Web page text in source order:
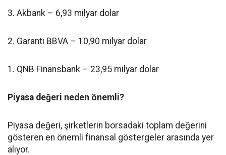
3. Akbank – 6,93 milyar dolar
2. Garanti BBVA – 10,90 milyar dolar
1. QNB Finansbank – 23,95 milyar dolar
Piyasa değeri neden önemli?
Piyasa değeri, şirketlerin borsadaki toplam değerini
gösteren en önemli finansal göstergeler arasında yer
alıyor.